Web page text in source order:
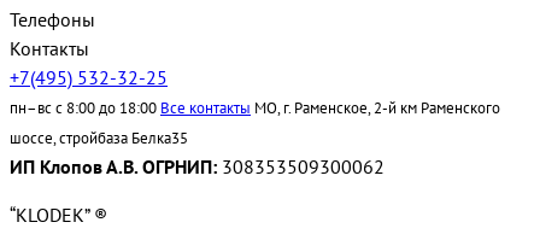
Телефоны
Контакты
+7(495) 532-32-25
пн–вс с 8:00 до 18:00 Все контакты МО, г. Раменское, 2-й км Раменского
шоссе, стройбаза Белка35
ИП Клопов А.В. ОГРНИП: 308353509300062
“KLODEK” ®